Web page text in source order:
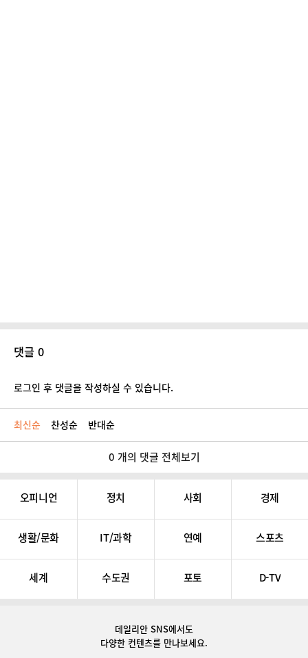
댓글 0
로그인 후 댓글을 작성하실 수 있습니다.
최신순 찬성순 반대순
0 개의 댓글 전체보기
오피니언 정치 사회 경제
생활/문화 IT/과학 연예 스포츠
세계 수도권 포토 D-TV
데일리안 SNS에서도
다양한 컨텐츠를 만나보세요.